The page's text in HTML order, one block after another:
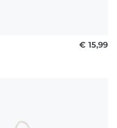
€ 15,99